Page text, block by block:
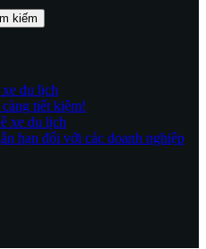
du lịch
tiết kiệm!
xe du lịch
hạn đối với các doanh nghiệp